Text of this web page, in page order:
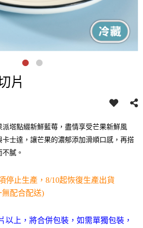
片
塔點綴新鮮藍莓，盡情享受芒果新鮮風
士達，讓芒果的濃郁添加滑順口感，再搭
膩。
停止生產，8/10起恢復生產出貨
配合配送)
以上，將合併包裝，如需單獨包裝，